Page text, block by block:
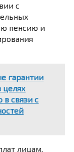
с
пенсию и
гарантии
целях
в связи с
лицам,